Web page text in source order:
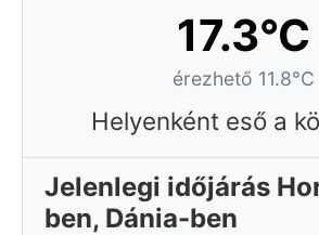
17.3°C
érezhető 11.8°C
Helyenként eső a
Jelenlegi időjárás
ben, Dánia-ben